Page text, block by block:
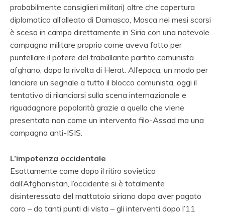
probabilmente consiglieri militari) oltre che copertura
diplomatico all’alleato di Damasco, Mosca nei mesi scorsi
è scesa in campo direttamente in Siria con una notevole
campagna militare proprio come aveva fatto per
puntellare il potere del traballante partito comunista
afghano, dopo la rivolta di Herat. All’epoca, un modo per
lanciare un segnale a tutto il blocco comunista, oggi il
tentativo di rilanciarsi sulla scena internazionale e
riguadagnare popolarità grazie a quella che viene
presentata non come un intervento filo-Assad ma una
campagna anti-ISIS.
L’impotenza occidentale
Esattamente come dopo il ritiro sovietico
dall’Afghanistan, l’occidente si è totalmente
disinteressato del mattatoio siriano dopo aver pagato
caro – da tanti punti di vista – gli interventi dopo l’11